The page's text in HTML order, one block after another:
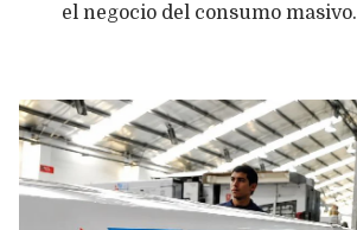
el negocio del consumo masivo.